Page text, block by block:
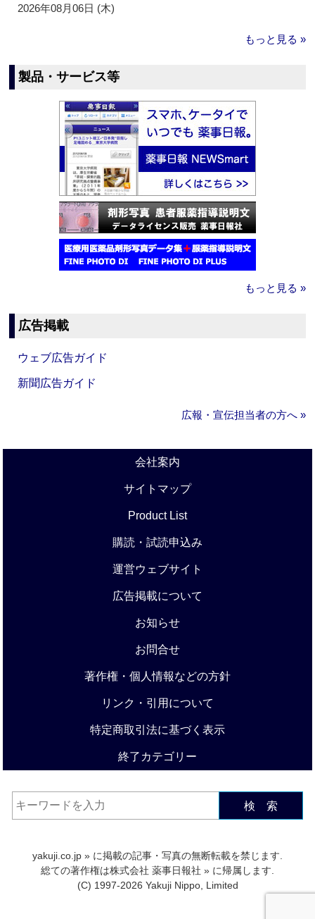
2026年08月06日 (木)
もっと見る »
製品・サービス等
もっと見る »
広告掲載
ウェブ広告ガイド
新聞広告ガイド
広報・宣伝担当者の方へ »
会社案内
サイトマップ
Product List
購読・試読申込み
運営ウェブサイト
広告掲載について
お知らせ
お問合せ
著作権・個人情報などの方針
リンク・引用について
特定商取引法に基づく表示
終了カテゴリー
検 索
yakuji.co.jp » に掲載の記事・写真の無断転載を禁じます.
総ての著作権は株式会社 薬事日報社 » に帰属します.
(C) 1997-2026 Yakuji Nippo, Limited